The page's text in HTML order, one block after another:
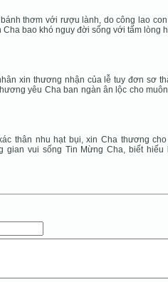
thơm với rượu lành, do công lao
Cha bao khó nguy đời sống với tấm lòng
xin thương nhận của lễ tuy đơn sơ
yêu Cha ban ngàn ân lộc cho
thân nhu hạt bụi, xin Cha thương
gian vui sống Tin Mừng Cha, biết hiếu